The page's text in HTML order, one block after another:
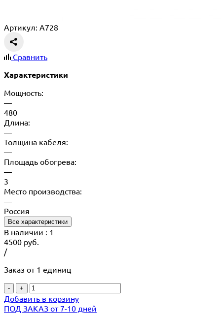
Артикул: A728
Сравнить
Характеристики
Мощность:
—
480
Длина:
—
Толщина кабеля:
—
Площадь обогрева:
—
3
Место производства:
—
Россия
Все характеристики
В наличии : 1
4500 руб.
/
Заказ от 1 единиц
- +
Добавить в корзину
ПОД ЗАКАЗ от 7-10 дней